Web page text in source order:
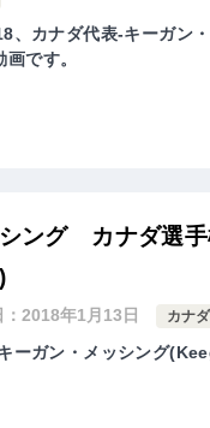
、カナダ代表-キーガン
です。
シング カナダ選
：2018年1月13日 カナ
ーガン・メッシング